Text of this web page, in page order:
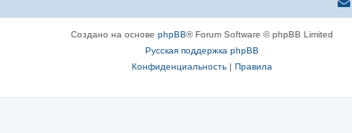
Создано на основе phpBB® Forum Software © phpBB Limited
Русская поддержка phpBB
Конфиденциальность| Правила